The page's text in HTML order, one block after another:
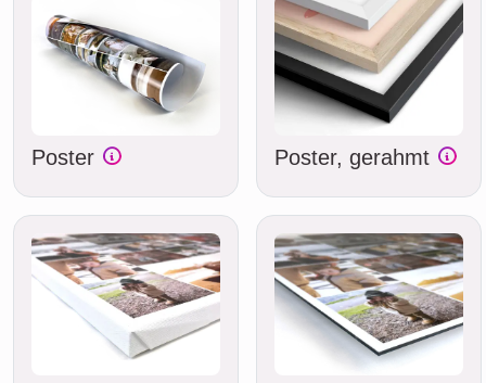
Poster Poster, gerahmt